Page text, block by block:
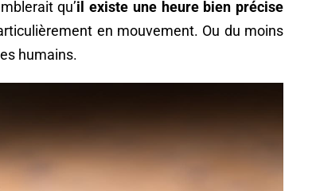
qu’il existe une heure bien précise
en mouvement. Ou du moins
humains.